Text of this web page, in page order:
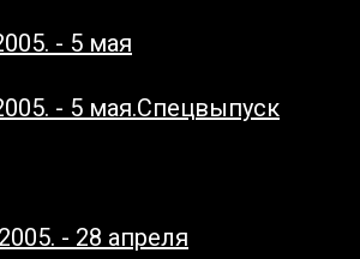
- 5 мая
- 5 мая.Спецвыпуск
- 28 апреля